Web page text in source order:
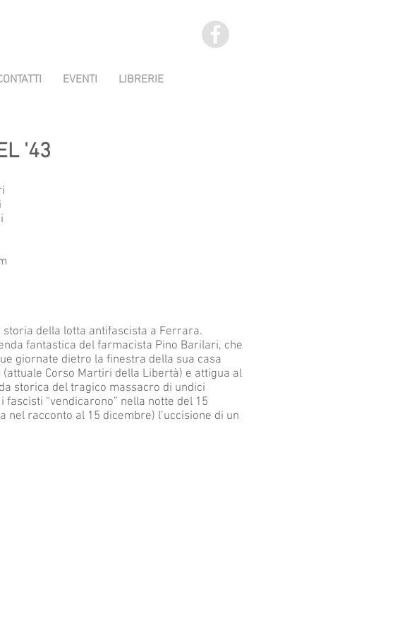
EVENTI LIBRERIE
'43
storia della lotta antifascista a Ferrara.
fantastica del farmacista Pino Barilari, che
giornate dietro la finestra della sua casa
(attuale Corso Martiri della Libertà) e attigua al
storica del tragico massacro di undici
“vendicarono” nella notte del 15
nel racconto al 15 dicembre) l’uccisione di un